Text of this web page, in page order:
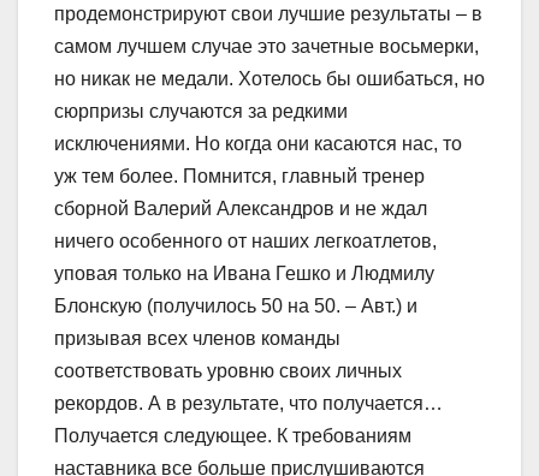
продемонстрируют свои лучшие результаты – в
самом лучшем случае это зачетные восьмерки,
но никак не медали. Хотелось бы ошибаться, но
сюрпризы случаются за редкими
исключениями. Но когда они касаются нас, то
уж тем более. Помнится, главный тренер
сборной Валерий Александров и не ждал
ничего особенного от наших легкоатлетов,
уповая только на Ивана Гешко и Людмилу
Блонскую (получилось 50 на 50. – Авт.) и
призывая всех членов команды
соответствовать уровню своих личных
рекордов. А в результате, что получается…
Получается следующее. К требованиям
наставника все больше прислушиваются